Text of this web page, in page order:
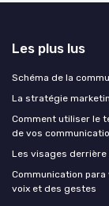
Les plus lus
Schéma de la
La stratégie
Comment utiliser le
de vos
Les visages
Communication
voix et des gestes